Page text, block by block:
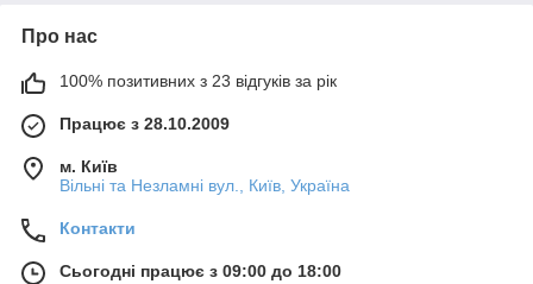
Про нас
100% позитивних з 23 відгуків за рік
Працює з 28.10.2009
м. Київ
Вільні та Незламні вул., Київ, Україна
Контакти
Сьогодні працює з 09:00 до 18:00